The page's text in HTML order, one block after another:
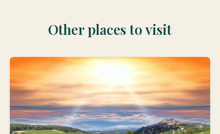
Other places to visit